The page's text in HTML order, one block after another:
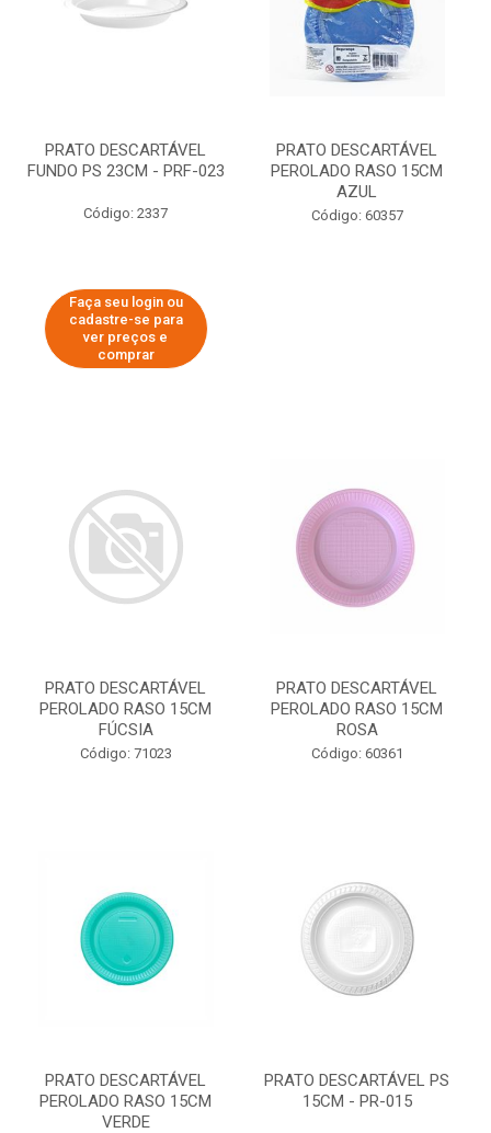
PRATO DESCARTÁVEL
FUNDO PS 23CM - PRF-023
Código: 2337
Faça seu login ou
cadastre-se para
ver preços e
comprar
PRATO DESCARTÁVEL
PEROLADO RASO 15CM
AZUL
Código: 60357
PRATO DESCARTÁVEL
PEROLADO RASO 15CM
FÚCSIA
Código: 71023
PRATO DESCARTÁVEL
PEROLADO RASO 15CM
ROSA
Código: 60361
PRATO DESCARTÁVEL
PEROLADO RASO 15CM
VERDE
PRATO DESCARTÁVEL PS
15CM - PR-015